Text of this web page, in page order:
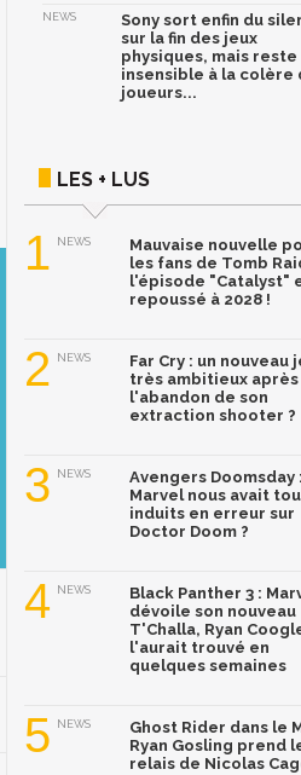
NEWS
Sony sort enfin du
sur la fin des jeux
physiques, mais reste
insensible à la colère
joueurs...
LES + LUS
1 NEWS
Mauvaise nouvelle
les fans de Tomb
l'épisode "Catalyst"
repoussé à 2028 !
2 NEWS
Far Cry : un nouveau
très ambitieux après
l'abandon de son
extraction shooter ?
3 NEWS
Avengers Doomsday
Marvel nous avait
induits en erreur sur
Doctor Doom ?
4 NEWS
Black Panther 3 :
dévoile son nouveau
T'Challa, Ryan
l'aurait trouvé en
quelques semaines
5 NEWS
Ghost Rider dans le
Ryan Gosling prend
relais de Nicolas